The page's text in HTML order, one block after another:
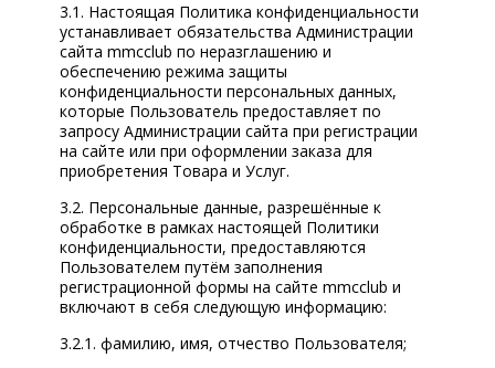
3.1. Настоящая Политика конфиденциальности
устанавливает обязательства Администрации
сайта mmcclub по неразглашению и
обеспечению режима защиты
конфиденциальности персональных данных,
которые Пользователь предоставляет по
запросу Администрации сайта при регистрации
на сайте или при оформлении заказа для
приобретения Товара и Услуг.
3.2. Персональные данные, разрешённые к
обработке в рамках настоящей Политики
конфиденциальности, предоставляются
Пользователем путём заполнения
регистрационной формы на сайте mmcclub и
включают в себя следующую информацию:
3.2.1. фамилию, имя, отчество Пользователя;